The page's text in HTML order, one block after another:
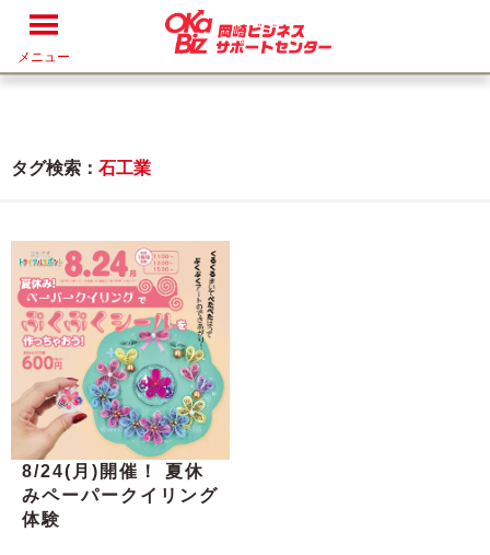
メニュー
タグ検索： 石工業
8/24(月)開催！ 夏休
みペーパークイリング
体験